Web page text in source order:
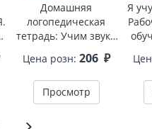
Домашняя
логопедическая
тетрадь: Учим звуки
детей 5-7 лет - 3-е
изд.
Цена розн: 206 ₽
Просмотр
Я